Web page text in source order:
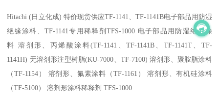
Hitachi (日立化成) 特价现货供应TF-1141、TF-1141B电子部品用防湿
绝缘涂料、TF-1141专用稀释剂TFS-1000 电子部品用防湿绝缘涂
料 溶剂形、丙烯酸涂料(TF-1141、TF-1141B、TF-1141T、TF-
1141H) 无溶剂形注型树脂(KU-7000、TF-7100) 溶剂形、聚胺脂涂料
（TF-1154） 溶剂形、氟素涂料（TF-1161） 溶剂形、有机硅涂料
（TF-5100） 溶剂形涂料稀释剂 TFS-1000